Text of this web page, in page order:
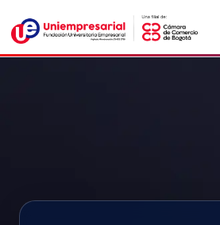
contenido